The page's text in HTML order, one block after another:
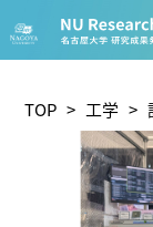
CATEGORY
環境学
総合理工
農学
TOP >工学 >